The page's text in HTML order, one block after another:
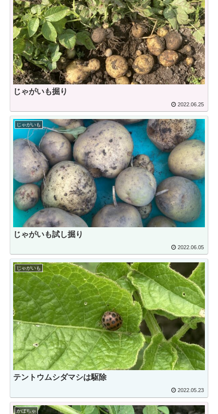
じゃがいも掘り
2022.06.25
じゃがいも
じゃがいも試し掘り
2022.06.05
じゃがいも
テントウムシダマシは駆除
2022.05.23
かぼちゃ